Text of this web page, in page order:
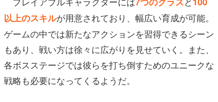
以上のスキルが用意されており、幅広い育成が可能。
ゲームの中では新たなアクションを習得できるシーン
もあり、戦い方は徐々に広がりを見せていく。また、
各ボスステージでは彼らを打ち倒すためのユニークな
戦略も必要になってくるようだ。